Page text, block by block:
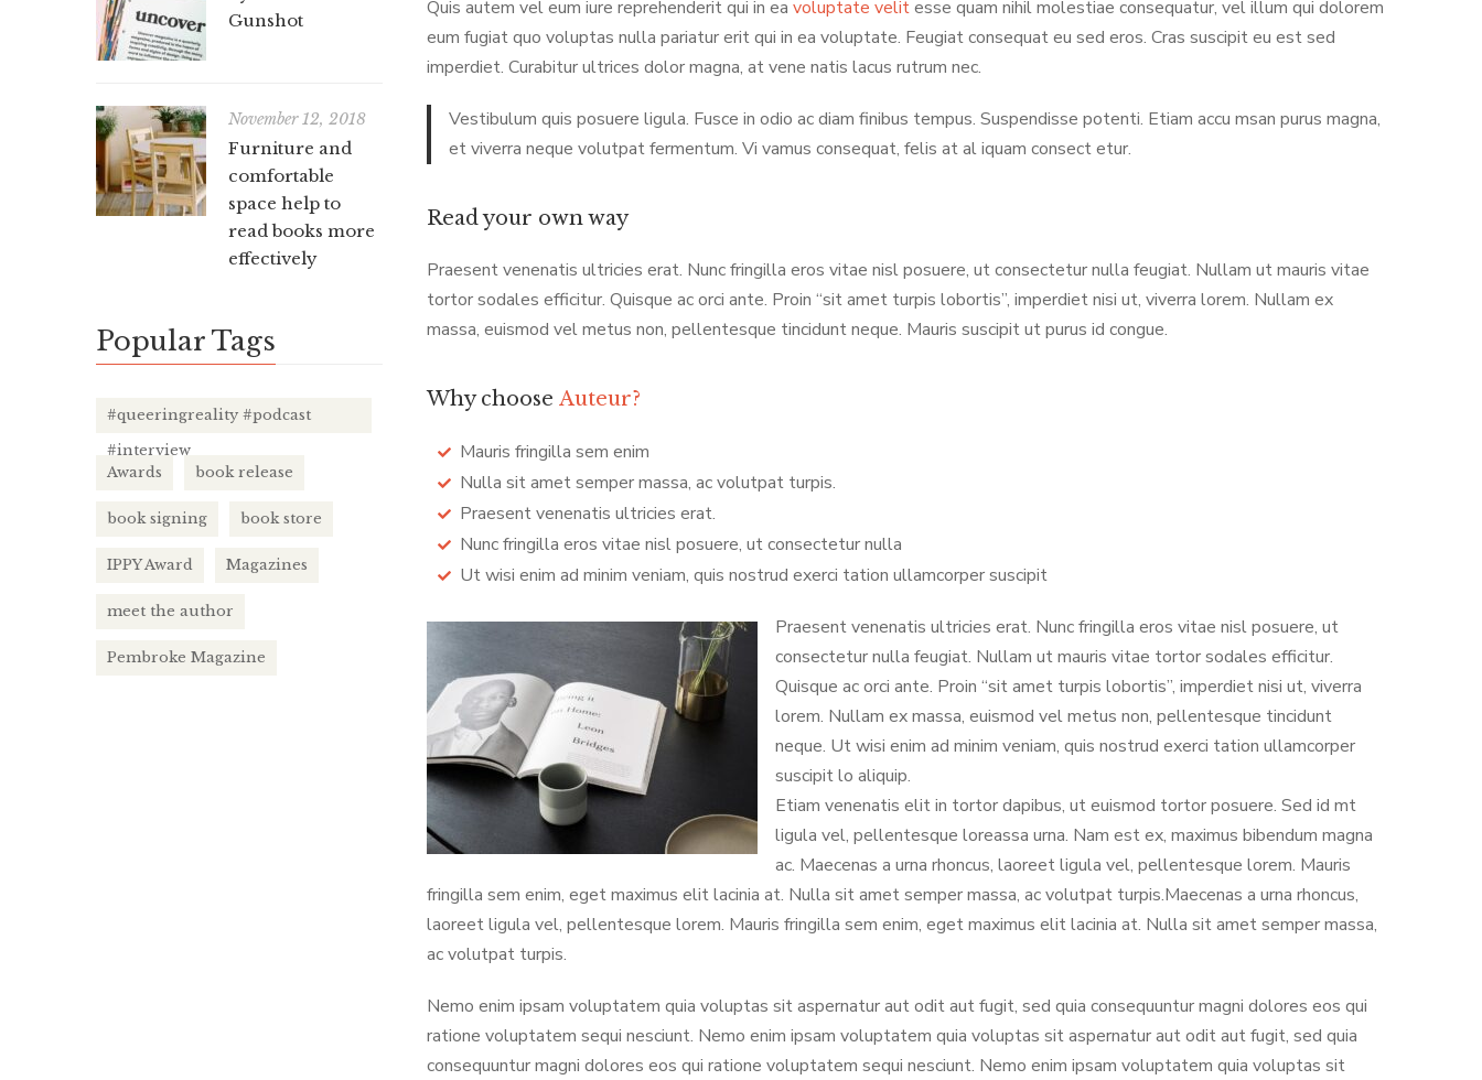
Quis autem vel eum iure reprehenderit qui in ea voluptate velitesse quam nihil molestiae consequatur, vel illum qui dolorem
eum fugiat quo voluptas nulla pariatur erit qui in ea voluptate. Feugiat consequat eu sed eros. Cras suscipit eu est sed
imperdiet. Curabitur ultrices dolor magna, at vene natis lacus rutrum nec.
Vestibulum quis posuere ligula. Fusce in odio ac diam finibus tempus. Suspendisse potenti. Etiam accu msan purus magna,
et viverra neque volutpat fermentum. Vi vamus consequat, felis at al iquam consect etur.
Read your own way
Praesent venenatis ultricies erat. Nunc fringilla eros vitae nisl posuere, ut consectetur nulla feugiat. Nullam ut mauris vitae
tortor sodales efficitur. Quisque ac orci ante. Proin “sit amet turpis lobortis”, imperdiet nisi ut, viverra lorem. Nullam ex
massa, euismod vel metus non, pellentesque tincidunt neque. Mauris suscipit ut purus id congue.
Why choose Auteur?
Mauris fringilla sem enim
Nulla sit amet semper massa, ac volutpat turpis.
Praesent venenatis ultricies erat.
Nunc fringilla eros vitae nisl posuere, ut consectetur nulla
Ut wisi enim ad minim veniam, quis nostrud exerci tation ullamcorper suscipit
Praesent venenatis ultricies erat. Nunc fringilla eros vitae nisl posuere, ut
consectetur nulla feugiat. Nullam ut mauris vitae tortor sodales efficitur.
Quisque ac orci ante. Proin “sit amet turpis lobortis”, imperdiet nisi ut, viverra
lorem. Nullam ex massa, euismod vel metus non, pellentesque tincidunt
neque. Ut wisi enim ad minim veniam, quis nostrud exerci tation ullamcorper
suscipit lo aliquip.
Etiam venenatis elit in tortor dapibus, ut euismod tortor posuere. Sed id mt
ligula vel, pellentesque loreassa urna. Nam est ex, maximus bibendum magna
ac. Maecenas a urna rhoncus, laoreet ligula vel, pellentesque lorem. Mauris
fringilla sem enim, eget maximus elit lacinia at. Nulla sit amet semper massa, ac volutpat turpis.Maecenas a urna rhoncus,
laoreet ligula vel, pellentesque lorem. Mauris fringilla sem enim, eget maximus elit lacinia at. Nulla sit amet semper massa,
ac volutpat turpis.
Nemo enim ipsam voluptatem quia voluptas sit aspernatur aut odit aut fugit, sed quia consequuntur magni dolores eos qui
ratione voluptatem sequi nesciunt. Nemo enim ipsam voluptatem quia voluptas sit aspernatur aut odit aut fugit, sed quia
consequuntur magni dolores eos qui ratione voluptatem sequi nesciunt. Nemo enim ipsam voluptatem quia voluptas sit
Gunshot
November 12, 2018
Furniture and
comfortable
space help to
read books more
effectively
Popular Tags
#queeringreality #podcast
#interview
Awards
book release
book signing book store
IPPY Award Magazines
meet the author
Pembroke Magazine